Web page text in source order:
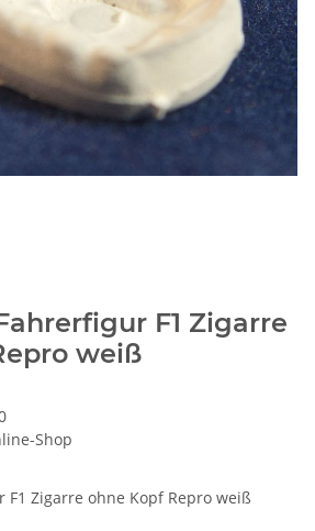
F1 Zigarre
weiß
Shop
F1 Zigarre ohne Kopf Repro weiß